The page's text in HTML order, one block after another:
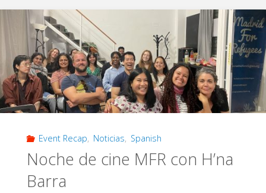
de
idiomas,
competencias
digitales
y
bienestar
comunitario"
Event Recap, Noticias, Spanish
Noche de cine MFR con H’na
Barra